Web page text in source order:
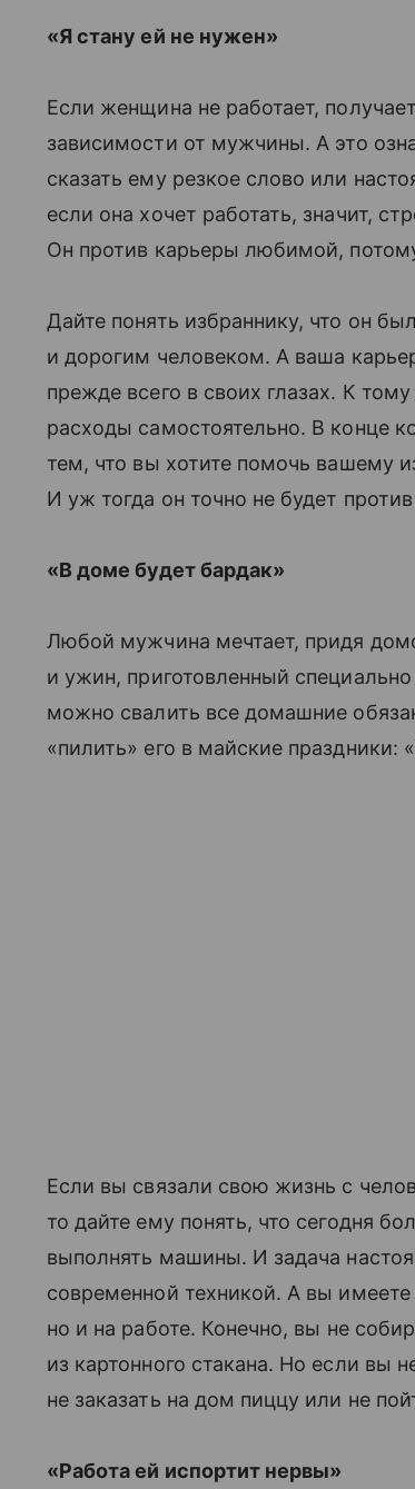
«Я стану ей не нужен»
Если женщина не работает,
зависимости от мужчины. А это
сказать ему резкое слово или
если она хочет работать, значит,
Он против карьеры любимой,
Дайте понять избраннику, что он
и дорогим человеком. А ваша
прежде всего в своих глазах. К
расходы самостоятельно. В конце
тем, что вы хотите помочь вашему
И уж тогда он точно не будет
«В доме будет бардак»
Любой мужчина мечтает, придя
и ужин, приготовленный
можно свалить все домашние
«пилить» его в майские праздники:
Если вы связали свою жизнь с
то дайте ему понять, что сегодня
выполнять машины. И задача
современной техникой. А вы имеете
но и на работе. Конечно, вы не
из картонного стакана. Но если вы
не заказать на дом пиццу или не
«Работа ей испортит нервы»